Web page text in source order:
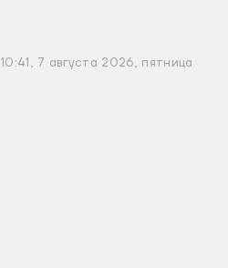
10:41, 7 августа 2026, пятница